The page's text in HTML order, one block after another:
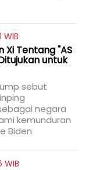
WIB
Xi Tentang "AS
untuk
sebut
negara
kemunduran
Biden
WIB